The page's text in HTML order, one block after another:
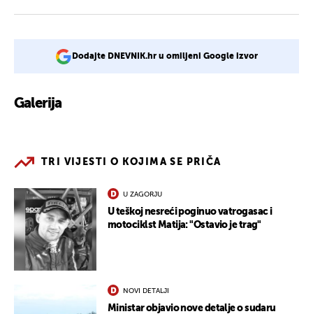
Dodajte DNEVNIK.hr u omiljeni Google izvor
Galerija
TRI VIJESTI O KOJIMA SE PRIČA
U ZAGORJU
U teškoj nesreći poginuo vatrogasac i
motociklst Matija: "Ostavio je trag"
NOVI DETALJI
Ministar objavio nove detalje o sudaru